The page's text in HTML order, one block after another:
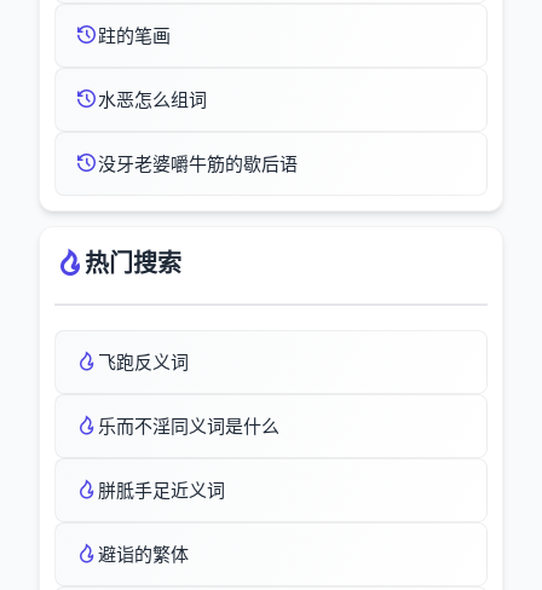
跓的笔画
水恶怎么组词
没牙老婆嚼牛筋的歇后语
热门搜索
飞跑反义词
乐而不淫同义词是什么
胼胝手足近义词
避诣的繁体